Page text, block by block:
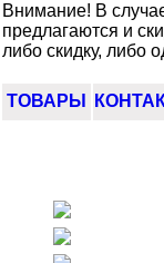
Внимание! В
предлагаются и
либо скидку, либо
ТОВАРЫ